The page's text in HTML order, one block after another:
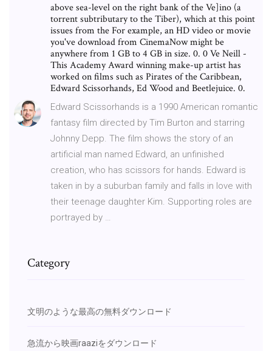
above sea-level on the right bank of the Ve]ino (a
torrent subtributary to the Tiber), which at this point
issues from the For example, an HD video or movie
you've download from CinemaNow might be
anywhere from 1 GB to 4 GB in size. 0. 0 Ve Neill -
This Academy Award winning make-up artist has
worked on films such as Pirates of the Caribbean,
Edward Scissorhands, Ed Wood and Beetlejuice. 0.
Edward Scissorhands is a 1990 American romantic
fantasy film directed by Tim Burton and starring
Johnny Depp. The film shows the story of an
artificial man named Edward, an unfinished
creation, who has scissors for hands. Edward is
taken in by a suburban family and falls in love with
their teenage daughter Kim. Supporting roles are
portrayed by …
Category
文明のような最高の無料ダウンロード
急流から映画raaziをダウンロード